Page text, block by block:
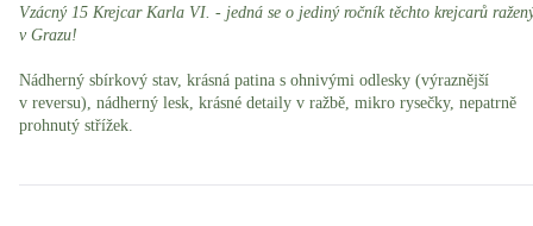
Vzácný 15 Krejcar Karla VI. - jedná se o jediný ročník těchto krejcarů
v Grazu!
Nádherný sbírkový stav, krásná patina s ohnivými odlesky (výraznější
v reversu), nádherný lesk, krásné detaily v ražbě, mikro rysečky, nepatrně
prohnutý střížek.